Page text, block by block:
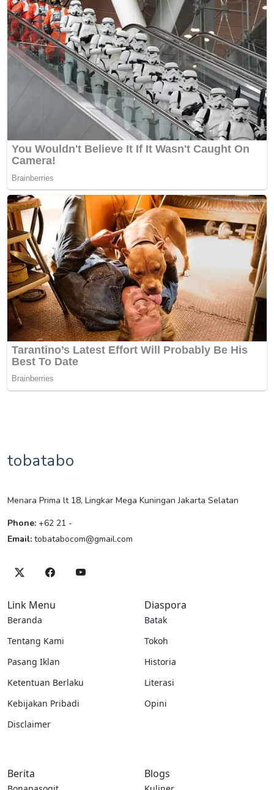
tobatabo
Menara Prima lt 18, Lingkar Mega Kuningan Jakarta Selatan
Phone: +62 21 -
Email: tobatabocom@gmail.com
Link Menu
Beranda
Tentang Kami
Pasang Iklan
Ketentuan Berlaku
Kebijakan Pribadi
Disclaimer
Diaspora
Batak
Tokoh
Historia
Literasi
Opini
Berita Blogs